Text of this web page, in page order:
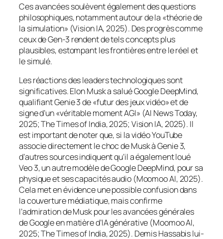
Ces avancées soulèvent également des questions
philosophiques, notamment autour de la «théorie de
la simulation» (Vision IA, 2025). Des progrès comme
ceux de Gen-3 rendent de tels concepts plus
plausibles, estompant les frontières entre le réel et
le simulé.
Les réactions des leaders technologiques sont
significatives. Elon Musk a salué Google DeepMind,
qualifiant Genie 3 de «futur des jeux vidéo» et de
signe d’un «véritable moment AGI» (AI News Today,
2025; The Times of India, 2025; Vision IA, 2025). Il
est important de noter que, si la vidéo YouTube
associe directement le choc de Musk à Genie 3,
d’autres sources indiquent qu’il a également loué
Veo 3, un autre modèle de Google DeepMind, pour sa
physique et ses capacités audio (Moomoo AI, 2025).
Cela met en évidence une possible confusion dans
la couverture médiatique, mais confirme
l’admiration de Musk pour les avancées générales
de Google en matière d’IA générative (Moomoo AI,
2025; The Times of India, 2025). Demis Hassabis lui-